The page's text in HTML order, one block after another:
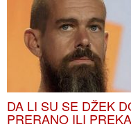
DA LI SU SE DŽEK
PRERANO ILI